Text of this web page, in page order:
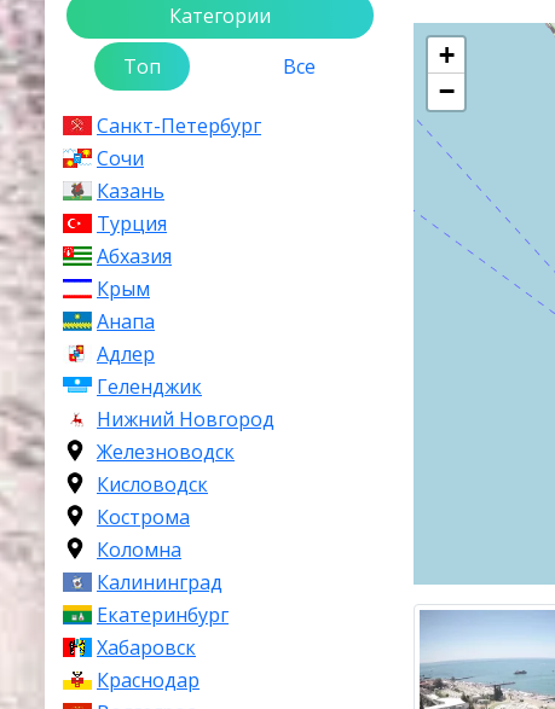
Категории
Топ
Все
Санкт-Петербург
Сочи
Казань
Турция
Абхазия
Крым
Анапа
Адлер
Геленджик
Нижний Новгород
Железноводск
Кисловодск
Кострома
Коломна
Калининград
Екатеринбург
Хабаровск
Краснодар
веб камеры в
Сочи
— это
Черного моря
юго-востоку от
Москвы
.
самым
Его площадь
второй по
является
Сочи,
Большой
Город был
Александрия
годов.
и
Хоста,
+
−